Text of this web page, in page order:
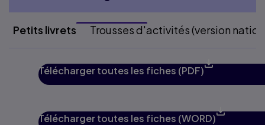
Petits livrets Trousses d'activités (version
Télécharger toutes les fiches (PDF)
Télécharger toutes les fiches (WORD)
More Pearson Mathologie pages